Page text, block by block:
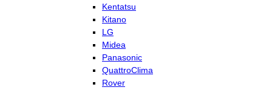
Kentatsu
Kitano
LG
Midea
Panasonic
QuattroClima
Rover